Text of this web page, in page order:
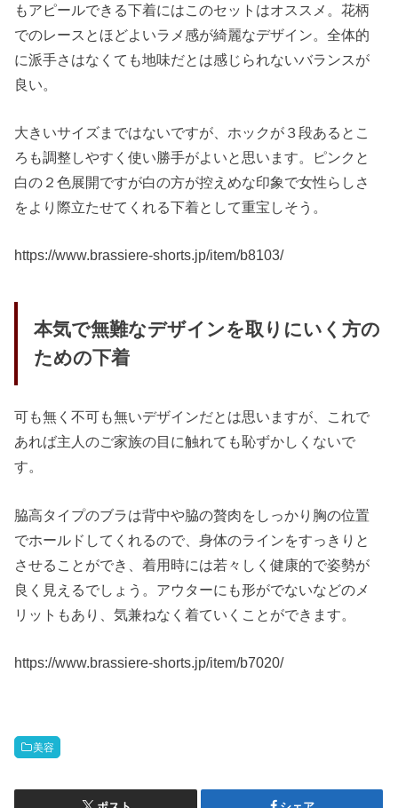
もアピールできる下着にはこのセットはオススメ。花柄
でのレースとほどよいラメ感が綺麗なデザイン。全体的
に派手さはなくても地味だとは感じられないバランスが
良い。
大きいサイズまではないですが、ホックが３段あるとこ
ろも調整しやすく使い勝手がよいと思います。ピンクと
白の２色展開ですが白の方が控えめな印象で女性らしさ
をより際立たせてくれる下着として重宝しそう。
https://www.brassiere-shorts.jp/item/b8103/
本気で無難なデザインを取りにいく方の
ための下着
可も無く不可も無いデザインだとは思いますが、これで
あれば主人のご家族の目に触れても恥ずかしくないで
す。
脇高タイプのブラは背中や脇の贅肉をしっかり胸の位置
でホールドしてくれるので、身体のラインをすっきりと
させることができ、着用時には若々しく健康的で姿勢が
良く見えるでしょう。アウターにも形がでないなどのメ
リットもあり、気兼ねなく着ていくことができます。
https://www.brassiere-shorts.jp/item/b7020/
美容